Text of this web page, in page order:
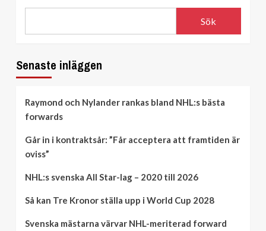
Sök
Senaste inläggen
Raymond och Nylander rankas bland NHL:s bästa
forwards
Går in i kontraktsår: ”Får acceptera att framtiden är
oviss”
NHL:s svenska All Star-lag – 2020 till 2026
Så kan Tre Kronor ställa upp i World Cup 2028
Svenska mästarna värvar NHL-meriterad forward